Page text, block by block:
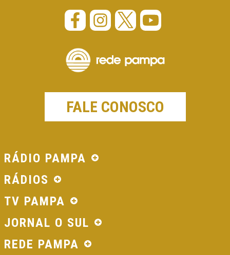
FALE CONOSCO
RÁDIO PAMPA
RÁDIOS
TV PAMPA
JORNAL O SUL
REDE PAMPA